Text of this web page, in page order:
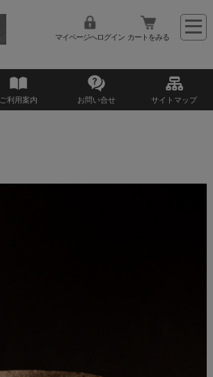
マイページへログイン カートをみる
ご利用案内 お問い合せ サイトマップ